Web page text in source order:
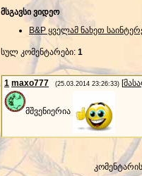
მსგავსი ვიდეო
B&P ყველამ ნახეთ
სულ კომენტარები: 1
1 maxo777 (25.03.2014 23:26:33) [
მშვენიერია